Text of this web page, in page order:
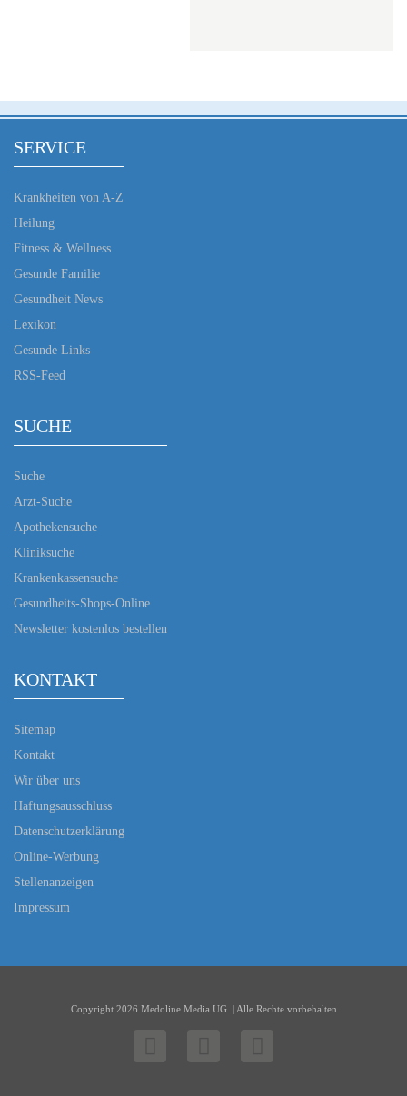
SERVICE
Krankheiten von A-Z
Heilung
Fitness & Wellness
Gesunde Familie
Gesundheit News
Lexikon
Gesunde Links
RSS-Feed
SUCHE
Suche
Arzt-Suche
Apothekensuche
Kliniksuche
Krankenkassensuche
Gesundheits-Shops-Online
Newsletter kostenlos bestellen
KONTAKT
Sitemap
Kontakt
Wir über uns
Haftungsausschluss
Datenschutzerklärung
Online-Werbung
Stellenanzeigen
Impressum
Copyright 2026 Medoline Media UG. | Alle Rechte vorbehalten